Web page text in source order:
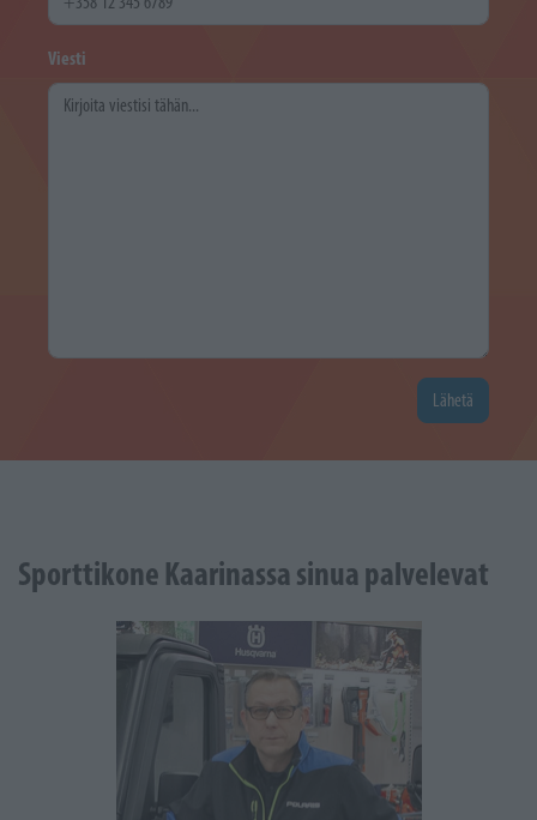
Viesti
Lähetä
Sporttikone Kaarinassa sinua palvelevat